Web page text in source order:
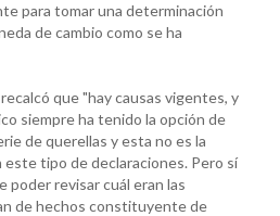
para tomar una determinación
de cambio como se ha
que "hay causas vigentes, y
siempre ha tenido la opción de
de querellas y esta no es la
este tipo de declaraciones. Pero sí
poder revisar cuál eran las
de hechos constituyente de